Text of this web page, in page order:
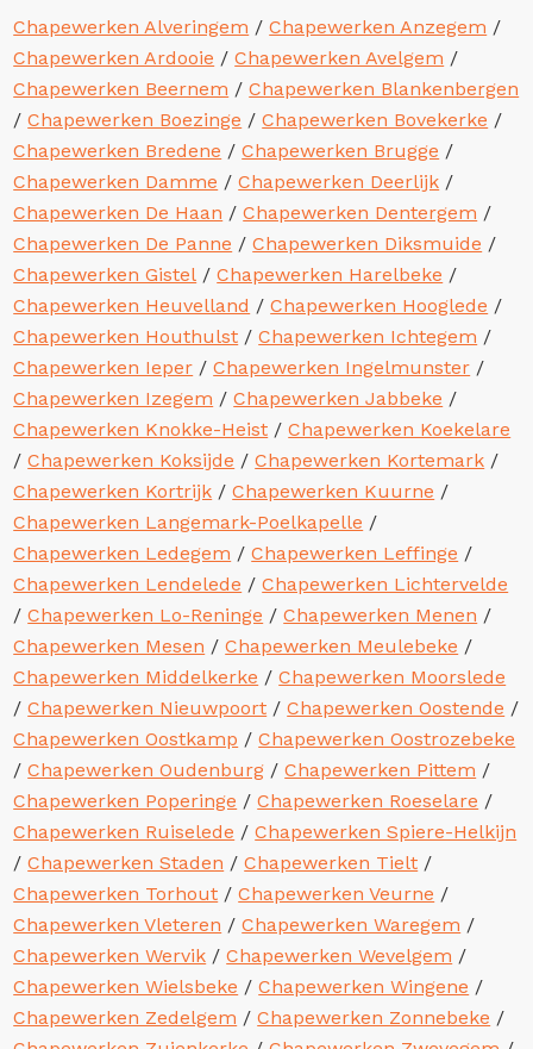
Chapewerken Alveringem /Chapewerken Anzegem /
Chapewerken Ardooie /Chapewerken Avelgem /
Chapewerken Beernem /Chapewerken Blankenbergen
/Chapewerken Boezinge /Chapewerken Bovekerke /
Chapewerken Bredene /Chapewerken Brugge /
Chapewerken Damme /Chapewerken Deerlijk /
Chapewerken De Haan /Chapewerken Dentergem /
Chapewerken De Panne /Chapewerken Diksmuide /
Chapewerken Gistel /Chapewerken Harelbeke /
Chapewerken Heuvelland /Chapewerken Hooglede /
Chapewerken Houthulst /Chapewerken Ichtegem /
Chapewerken Ieper /Chapewerken Ingelmunster /
Chapewerken Izegem /Chapewerken Jabbeke /
Chapewerken Knokke-Heist /Chapewerken Koekelare
/Chapewerken Koksijde /Chapewerken Kortemark /
Chapewerken Kortrijk /Chapewerken Kuurne /
Chapewerken Langemark-Poelkapelle /
Chapewerken Ledegem /Chapewerken Leffinge /
Chapewerken Lendelede /Chapewerken Lichtervelde
/Chapewerken Lo-Reninge /Chapewerken Menen /
Chapewerken Mesen /Chapewerken Meulebeke /
Chapewerken Middelkerke /Chapewerken Moorslede
/Chapewerken Nieuwpoort /Chapewerken Oostende /
Chapewerken Oostkamp /Chapewerken Oostrozebeke
/Chapewerken Oudenburg /Chapewerken Pittem /
Chapewerken Poperinge /Chapewerken Roeselare /
Chapewerken Ruiselede /Chapewerken Spiere-Helkijn
/Chapewerken Staden /Chapewerken Tielt /
Chapewerken Torhout /Chapewerken Veurne /
Chapewerken Vleteren /Chapewerken Waregem /
Chapewerken Wervik /Chapewerken Wevelgem /
Chapewerken Wielsbeke /Chapewerken Wingene /
Chapewerken Zedelgem /Chapewerken Zonnebeke /